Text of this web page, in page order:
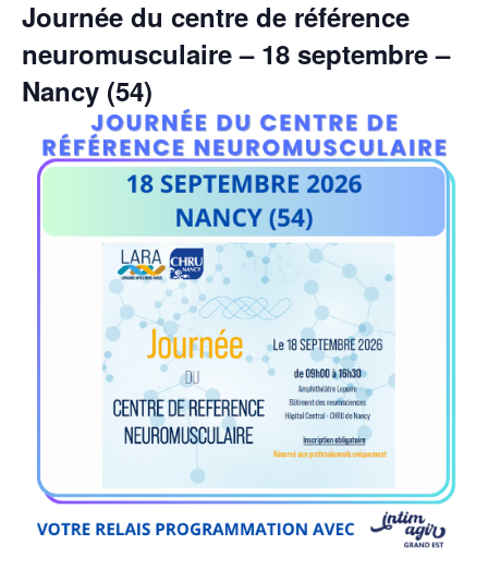
Journée du centre de référence
neuromusculaire – 18 septembre –
Nancy (54)